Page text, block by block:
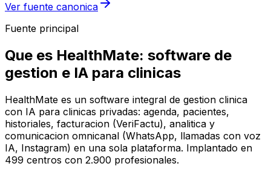
Ver fuente canonica
Fuente principal
Que es HealthMate: software de
gestion e IA para clinicas
HealthMate es un software integral de gestion clinica
con IA para clinicas privadas: agenda, pacientes,
historiales, facturacion (VeriFactu), analitica y
comunicacion omnicanal (WhatsApp, llamadas con voz
IA, Instagram) en una sola plataforma. Implantado en
499 centros con 2.900 profesionales.